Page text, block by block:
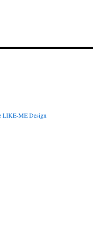
LIKE-ME Design